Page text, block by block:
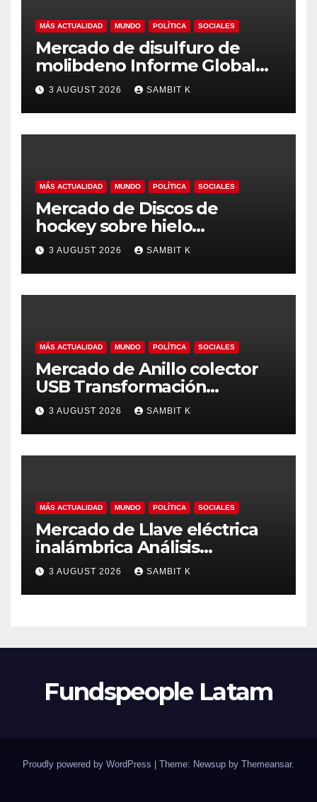
MÁS ACTUALIDAD MUNDO POLÍTICA SOCIALES
Mercado de disulfuro de
molibdeno Informe Global
del Mercado, Pronóstico y
Análisis de la Industria hasta
2035
3 AUGUST 2026 SAMBIT K
MÁS ACTUALIDAD MUNDO POLÍTICA SOCIALES
Mercado de Discos de
hockey sobre hielo
Tendencias Regionales,
Tamaño del Mercado y
Oportunidades hasta 2035
3 AUGUST 2026 SAMBIT K
MÁS ACTUALIDAD MUNDO POLÍTICA SOCIALES
Mercado de Anillo colector
USB Transformación
Industrial, Automatización y
Crecimiento Global hasta
2035
3 AUGUST 2026 SAMBIT K
MÁS ACTUALIDAD MUNDO POLÍTICA SOCIALES
Mercado de Llave eléctrica
inalámbrica Análisis
Estratégico, Competencia y
Proyecciones hasta 2035
3 AUGUST 2026 SAMBIT K
Fundspeople Latam
Proudly powered by WordPress Theme: Newsup by Themeansar.